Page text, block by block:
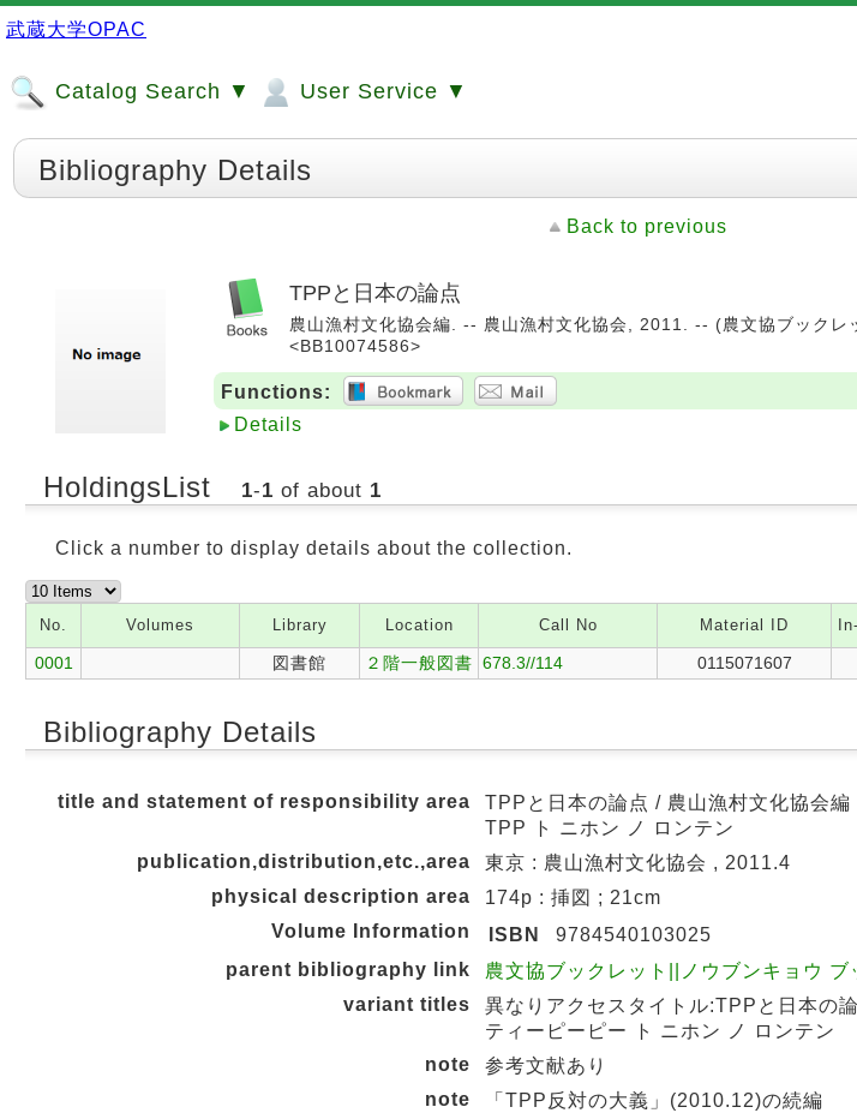
武蔵大学OPAC
Catalog Search ▼ User Service ▼
Bibliography Details
Back to previous
TPPと日本の論点
農山漁村文化協会編. -- 農山漁村文化協会, 2011. -- (農文協ブックレ
<BB10074586>
Functions:
Details
HoldingsList 1-1 of about 1
Click a number to display details about the collection.
No. Volumes Library Location Call No Material ID
0001 図書館 ２階一般図書 678.3//114 0115071607
Bibliography Details
title and statement of responsibility area
TPPと日本の論点 / 農山漁村文化協会編
TPP ト ニホン ノ ロンテン
publication,distribution,etc.,area
東京 : 農山漁村文化協会 , 2011.4
physical description area
174p : 挿図 ; 21cm
Volume Information
ISBN
9784540103025
parent bibliography link
農文協ブックレット||ノウブンキョウ
variant titles
異なりアクセスタイトル:TPPと日本の
ティーピーピー ト ニホン ノ ロンテン
note
参考文献あり
note
「TPP反対の大義」(2010.12)の続編